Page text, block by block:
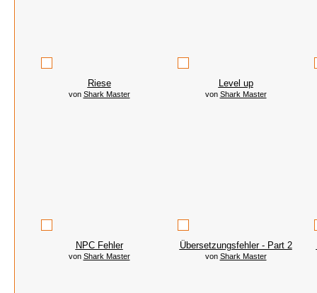
Riese
von Shark Master
Level up
von Shark Master
NPC Fehler
von Shark Master
Übersetzungsfehler - Part 2
von Shark Master